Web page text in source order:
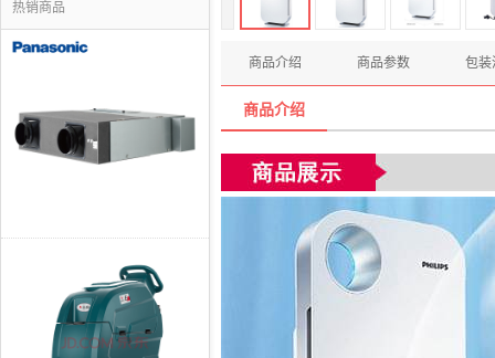
热销商品
商品介绍 商品参数 包装
商品介绍